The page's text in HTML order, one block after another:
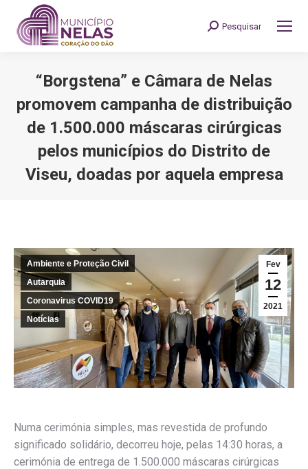
Search:
Pesquisar
“Borgstena” e Câmara de Nelas
promovem campanha de distribuição
de 1.500.000 máscaras cirúrgicas
pelos municípios do Distrito de
Viseu, doadas por aquela empresa
Fev
12
2021
Ambiente e Proteção Civil
Autarquia
Coronavirus COVID19
Notícias
Numa cerimónia simples, mas revestida de profundo
significado solidário, decorreu hoje, pelas 14:30 horas, a
cerimónia de entrega de 1.500.000 máscaras cirúrgicas